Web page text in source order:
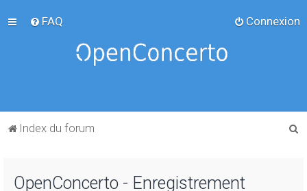
FAQ Connexion
Index du forum
OpenConcerto - Enregistrement